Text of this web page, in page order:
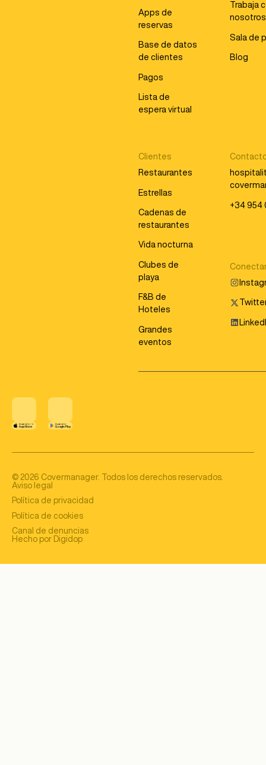
Apps de
reservas
Base de datos
de clientes
Pagos
Lista de
espera virtual
Trabaja
nosotros
Sala de
Blog
Clientes
Restaurantes
Estrellas
Cadenas de
restaurantes
Vida nocturna
Clubes de
playa
F&B de
Hoteles
Grandes
eventos
+34 954
© 2026 Covermanager. Todos los derechos reservados.
Aviso legal
Política de privacidad
Política de cookies
Canal de denuncias
Hecho por Digidop